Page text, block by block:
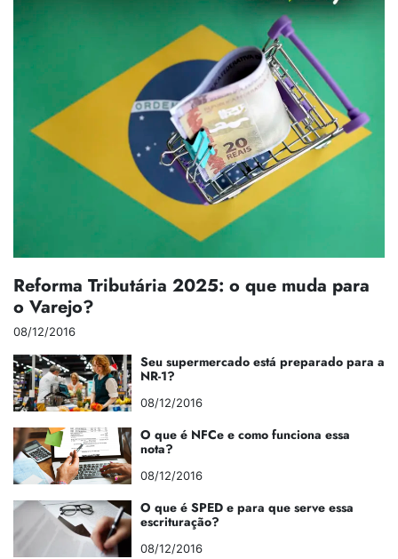
Reforma Tributária 2025: o que muda para
o Varejo?
08/12/2016
Seu supermercado está preparado para a
NR-1?
08/12/2016
O que é NFCe e como funciona essa
nota?
08/12/2016
O que é SPED e para que serve essa
escrituração?
08/12/2016